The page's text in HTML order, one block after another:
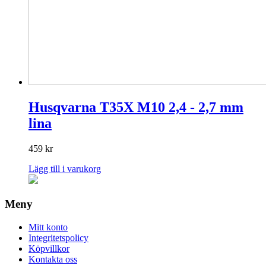
Husqvarna T35X M10 2,4 - 2,7 mm
lina
459 kr
Lägg till i varukorg
Meny
Mitt konto
Integritetspolicy
Köpvillkor
Kontakta oss